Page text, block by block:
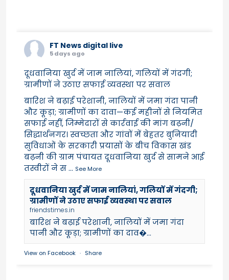
FT News digital live
5 days ago
दूधवानिया खुर्द में जाम नालियां, गलियों में गंदगी;
ग्रामीणों ने उठाए सफाई व्यवस्था पर सवाल
बारिश ने बढ़ाई परेशानी, नालियों में जमा गंदा पानी
और कूड़ा; ग्रामीणों का दावा—कई महीनों से नियमित
सफाई नहीं, जिम्मेदारों से कार्रवाई की मांग बढ़नी/
सिद्धार्थनगर। स्वच्छता और गांवों में बेहतर बुनियादी
सुविधाओं के सरकारी प्रयासों के बीच विकास खंड
बढ़नी की ग्राम पंचायत दूधवानिया खुर्द से सामने आई
तस्वीरों ने स... See More
दूधवानिया खुर्द में जाम नालियां, गलियों में गंदगी;
ग्रामीणों ने उठाए सफाई व्यवस्था पर सवाल
friendstimes.in
बारिश ने बढ़ाई परेशानी, नालियों में जमा गंदा
पानी और कूड़ा; ग्रामीणों का दाव�...
View on Facebook · Share